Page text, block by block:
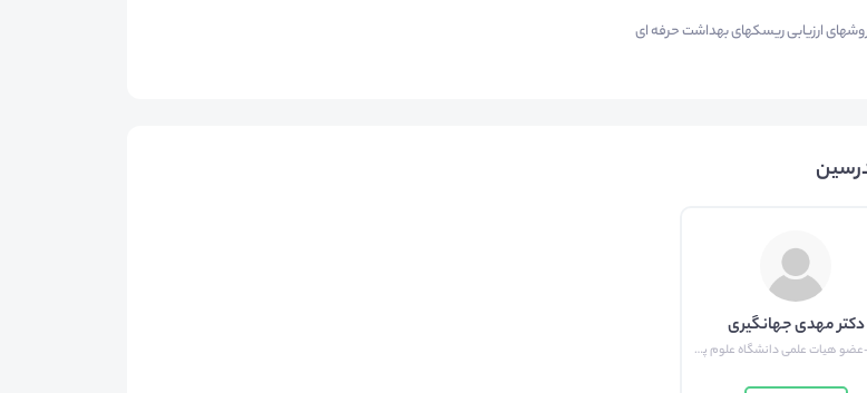
ارزیابی ریسکهای بهداشت حرفه ای
دکتر مهدی جهانگیری
استاد-عضو هیات علمی دانشگاه علوم پزشکی شیراز